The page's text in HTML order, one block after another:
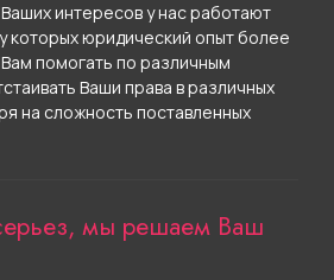
интересов у нас работают
которых юридический опыт более
помогать по различным
Ваши права в различных
на сложность поставленных
мы решаем Ваш